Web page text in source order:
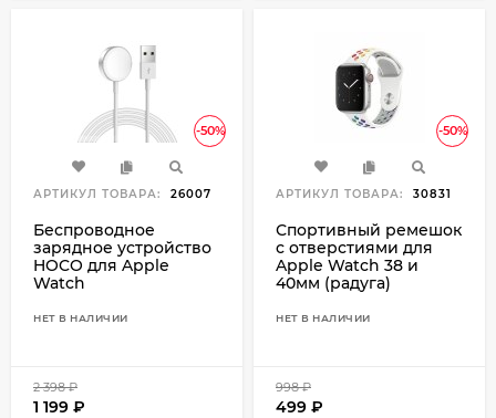
-50%
АРТИКУЛ ТОВАРА: 26007
Беспроводное
зарядное устройство
HOCO для Apple
Watch
НЕТ В НАЛИЧИИ
2 398₽
1 199 ₽
-50%
АРТИКУЛ ТОВАРА: 30831
Спортивный ремешок
с отверстиями для
Apple Watch 38 и
40мм (радуга)
НЕТ В НАЛИЧИИ
998₽
499 ₽